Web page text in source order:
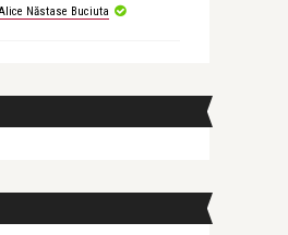
Năstase Buciuta